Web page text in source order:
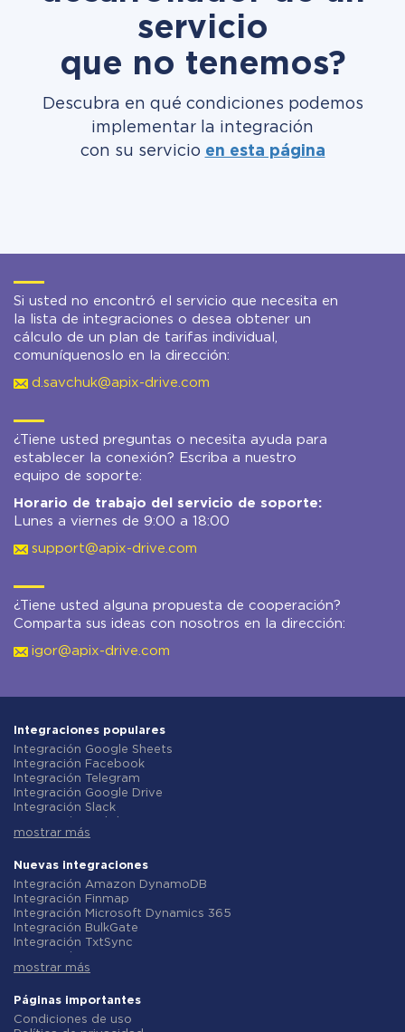
servicio
que no tenemos?
Descubra en qué condiciones podemos
implementar la integración
con su servicio en esta página
Si usted no encontró el servicio que necesita en
la lista de integraciones o desea obtener un
cálculo de un plan de tarifas individual,
comuníquenoslo en la dirección:
d.savchuk@apix-drive.com
¿Tiene usted preguntas o necesita ayuda para
establecer la conexión? Escriba a nuestro
equipo de soporte:
Horario de trabajo del servicio de soporte:
Lunes a viernes de 9:00 a 18:00
support@apix-drive.com
¿Tiene usted alguna propuesta de cooperación?
Comparta sus ideas con nosotros en la dirección:
igor@apix-drive.com
Integraciones populares
Integración Google Sheets
Integración Facebook
Integración Telegram
Integración Google Drive
Integración Slack
Integración Gmail
Integración ClickUp
Integración Airtable
Integración Google Contacts
Integración OpenAI (ChatGPT)
Integración Instagram
Integración ActiveCampaign
Integración Typeform
Integración Salesforce CRM
Integración Notion
Integración AWeber
mostrar más
Nuevas integraciones
Integración Amazon DynamoDB
Integración Finmap
Integración Microsoft Dynamics 365
Integración BulkGate
Integración TxtSync
Integración Corezoid
Integración Instasent
Integración AtomPark
Integración TXTImpact
mostrar más
Páginas importantes
Condiciones de uso